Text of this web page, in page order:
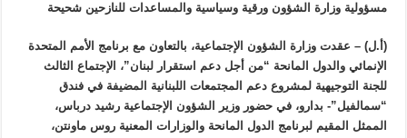
مسؤولية وزارة الشؤون ورقية وسياسية والمساعدات للنازحين شحيحة
(أ.ل) – عقدت وزارة الشؤون الإجتماعية، بالتعاون مع برنامج الأمم المتحدة
الإنمائي والدول المانحة “من أجل دعم استقرار لبنان”، الإجتماع الثالث
للجنة التوجيهية لمشروع دعم المجتمعات اللبنانية المضيفة في فندق
“سمالفيل”- بدارو، في حضور وزير الشؤون الإجتماعية رشيد درباس،
الممثل المقيم لبرنامج الدول المانحة والوزارات المعنية روس ماونتن،